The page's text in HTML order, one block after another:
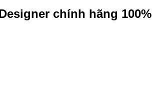
chính hãng 100%